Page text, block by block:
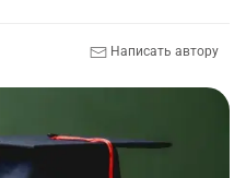
Написать автору